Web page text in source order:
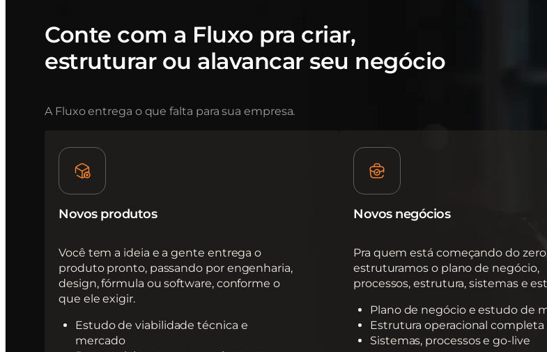
Conte com a Fluxo pra criar,
estruturar ou alavancar seu negócio
A Fluxo entrega o que falta para sua empresa.
Novos produtos
Você tem a ideia e a gente entrega o
produto pronto, passando por engenharia,
design, fórmula ou software, conforme o
que ele exigir.
Estudo de viabilidade técnica e
mercado
Novos negócios
Pra quem está começando do
estruturamos o plano de negócio,
processos, estrutura, sistemas e
Plano de negócio e estudo de
Estrutura operacional completa
Sistemas, processos e go-live